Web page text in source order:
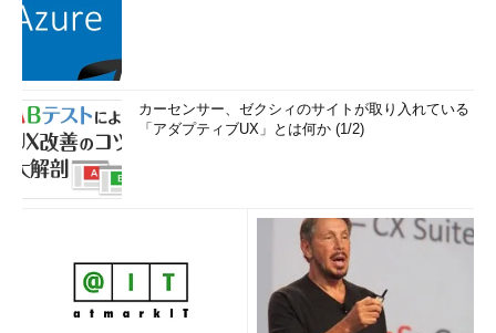
カーセンサー、ゼクシィのサイトが取り入れている
「アダプティブUX」とは何か (1/2)